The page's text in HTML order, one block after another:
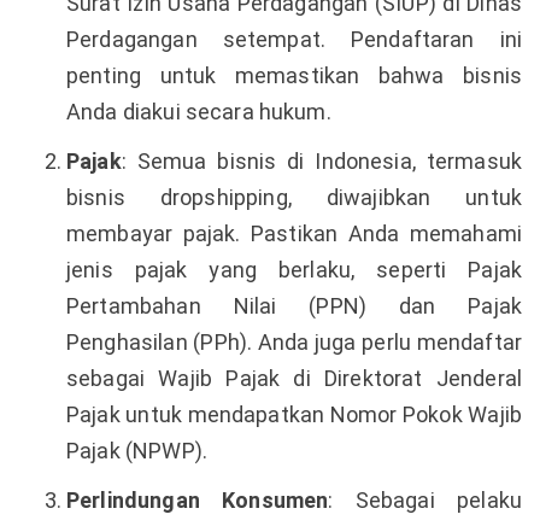
Perdagangan setempat. Pendaftaran ini
penting untuk memastikan bahwa bisnis
Anda diakui secara hukum.
Pajak: Semua bisnis di Indonesia, termasuk
bisnis dropshipping, diwajibkan untuk
membayar pajak. Pastikan Anda memahami
jenis pajak yang berlaku, seperti Pajak
Pertambahan Nilai (PPN) dan Pajak
Penghasilan (PPh). Anda juga perlu mendaftar
sebagai Wajib Pajak di Direktorat Jenderal
Pajak untuk mendapatkan Nomor Pokok Wajib
Pajak (NPWP).
Perlindungan Konsumen: Sebagai pelaku